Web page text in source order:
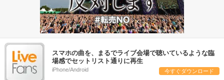
スマホの曲を、まるでライブ会場で聴いているような臨
場感でセットリスト通りに再生
iPhone/Android 今すぐダウンロード